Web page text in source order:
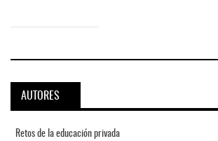
AUTORES
Retos de la educación privada